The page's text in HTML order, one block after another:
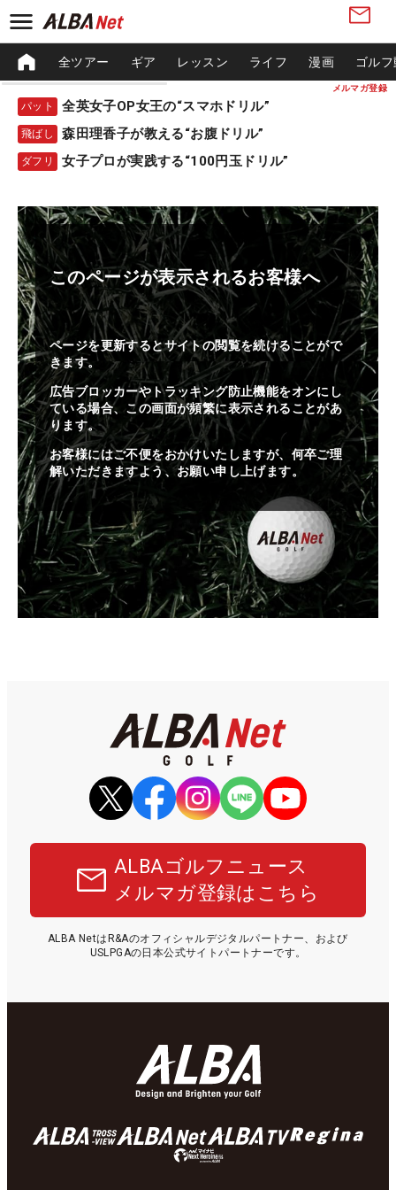
メルマガ登録
全ツアー ギア レッスン ライフ 漫画 ゴル
パット 全英女子OP女王の“スマホドリル”
飛ばし 森田理香子が教える“お腹ドリル”
ダフリ 女子プロが実践する“100円玉ドリル”
このページが表示されるお客様へ
ページを更新するとサイトの閲覧を続けることがで
きます。
広告ブロッカーやトラッキング防止機能をオンにし
ている場合、この画面が頻繁に表示されることがあ
ります。
お客様にはご不便をおかけいたしますが、何卒ご理
解いただきますよう、お願い申し上げます。
ALBAゴルフニュース
メルマガ登録はこちら
ALBA NetはR&Aのオフィシャルデジタルパートナー、および
USLPGAの日本公式サイトパートナーです。